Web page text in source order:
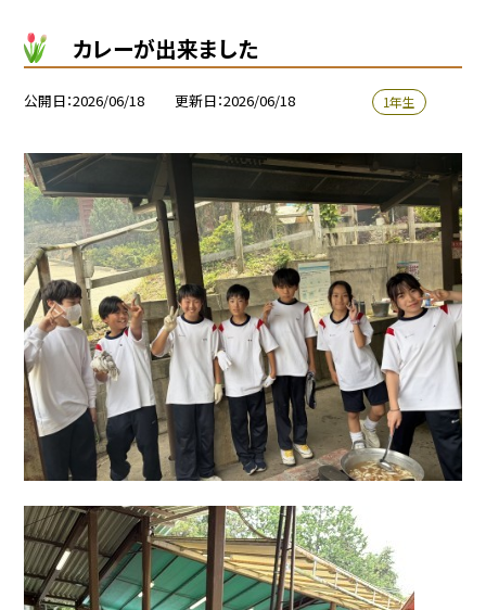
カレーが出来ました
公開日 2026/06/18 更新日 2026/06/18 1年生